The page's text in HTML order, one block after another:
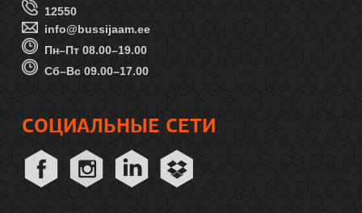
12550
info@bussijaam.ee
Пн–Пт 08.00–19.00
Сб–Вс 09.00–17.00
СОЦИАЛЬНЫЕ СЕТИ